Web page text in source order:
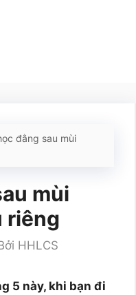
đằng sau mùi
mùi
riêng
HHLCS
5 này, khi bạn đi